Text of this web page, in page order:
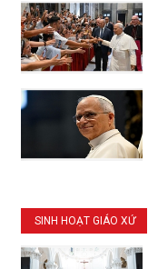
SINH HOẠT GIÁO XỨ